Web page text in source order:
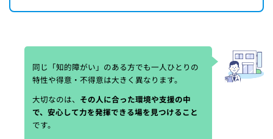
同じ「知的障がい」のある方でも一人ひとりの
特性や得意・不得意は大きく異なります。
大切なのは、 その人に合った環境や支援の中
で、安心して力を発揮できる場を見つけること
です。